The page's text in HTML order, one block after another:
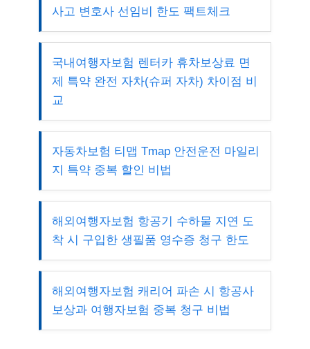
사고 변호사 선임비 한도 팩트체크
국내여행자보험 렌터카 휴차보상료 면
제 특약 완전 자차(슈퍼 자차) 차이점 비
교
자동차보험 티맵 Tmap 안전운전 마일리
지 특약 중복 할인 비법
해외여행자보험 항공기 수하물 지연 도
착 시 구입한 생필품 영수증 청구 한도
해외여행자보험 캐리어 파손 시 항공사
보상과 여행자보험 중복 청구 비법